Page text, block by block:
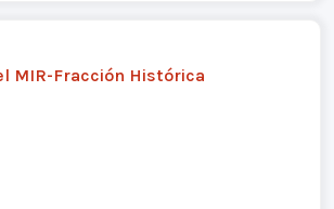
MIR-Fracción Histórica